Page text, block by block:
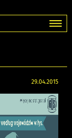
29.04.2015